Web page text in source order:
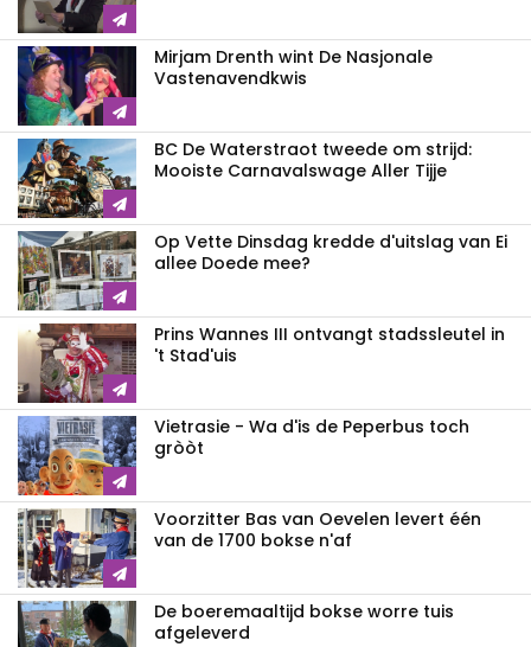
Mirjam Drenth wint De Nasjonale
Vastenavendkwis
BC De Waterstraot tweede om strijd:
Mooiste Carnavalswage Aller Tijje
Op Vette Dinsdag kredde d'uitslag van Ei
allee Doede mee?
Prins Wannes III ontvangt stadssleutel in
't Stad'uis
Vietrasie - Wa d'is de Peperbus toch
gròòt
Voorzitter Bas van Oevelen levert één
van de 1700 bokse n'af
De boeremaaltijd bokse worre tuis
afgeleverd